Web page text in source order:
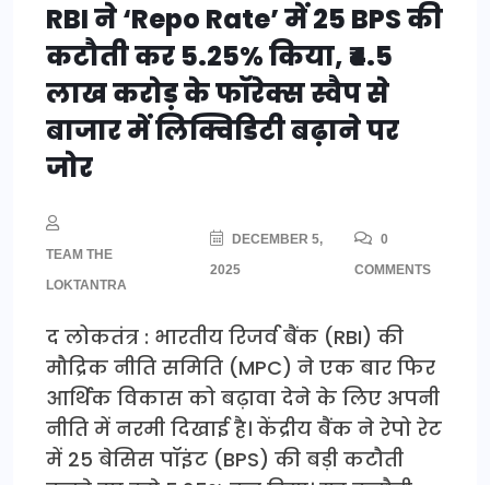
RBI ने ‘Repo Rate’ में 25 BPS की
कटौती कर 5.25% किया, ₹4.5
लाख करोड़ के फॉरेक्स स्वैप से
बाजार में लिक्विडिटी बढ़ाने पर
जोर
TEAM THE
LOKTANTRA
DECEMBER 5,
2025
0
COMMENTS
द लोकतंत्र : भारतीय रिजर्व बैंक (RBI) की
मौद्रिक नीति समिति (MPC) ने एक बार फिर
आर्थिक विकास को बढ़ावा देने के लिए अपनी
नीति में नरमी दिखाई है। केंद्रीय बैंक ने रेपो रेट
में 25 बेसिस पॉइंट (BPS) की बड़ी कटौती